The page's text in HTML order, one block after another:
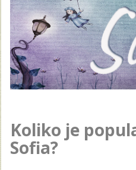
Koliko je
Sofia?